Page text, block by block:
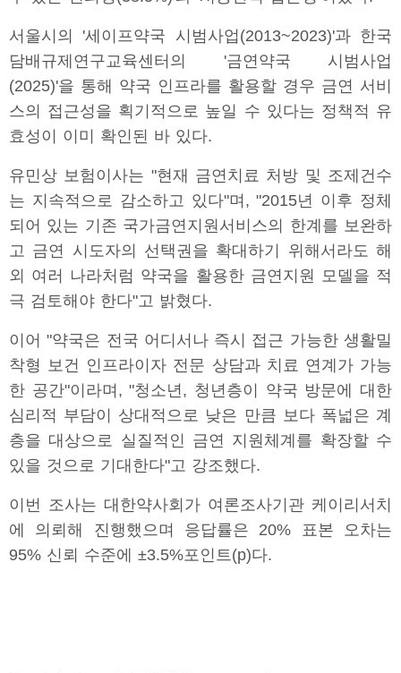
서울시의 '세이프약국 시범사업(2013~2023)'과 한국
담배규제연구교육센터의 '금연약국 시범사업
(2025)'을 통해 약국 인프라를 활용할 경우 금연 서비
스의 접근성을 획기적으로 높일 수 있다는 정책적 유
효성이 이미 확인된 바 있다.
유민상 보험이사는 "현재 금연치료 처방 및 조제건수
는 지속적으로 감소하고 있다"며, "2015년 이후 정체
되어 있는 기존 국가금연지원서비스의 한계를 보완하
고 금연 시도자의 선택권을 확대하기 위해서라도 해
외 여러 나라처럼 약국을 활용한 금연지원 모델을 적
극 검토해야 한다"고 밝혔다.
이어 "약국은 전국 어디서나 즉시 접근 가능한 생활밀
착형 보건 인프라이자 전문 상담과 치료 연계가 가능
한 공간"이라며, "청소년, 청년층이 약국 방문에 대한
심리적 부담이 상대적으로 낮은 만큼 보다 폭넓은 계
층을 대상으로 실질적인 금연 지원체계를 확장할 수
있을 것으로 기대한다"고 강조했다.
이번 조사는 대한약사회가 여론조사기관 케이리서치
에 의뢰해 진행했으며 응답률은 20% 표본 오차는
95% 신뢰 수준에 ±3.5%포인트(p)다.